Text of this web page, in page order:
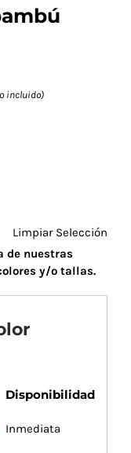
incluido)
Limpiar Selección
de nuestras
y/o tallas.
Disponibilidad
Inmediata